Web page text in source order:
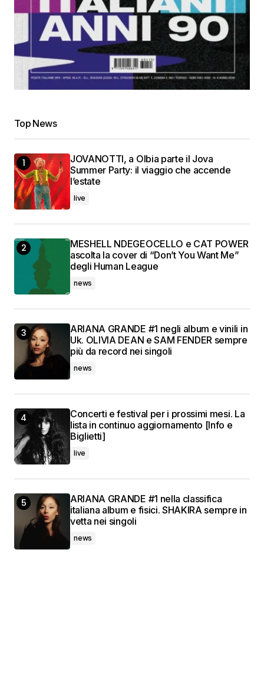
Top News
JOVANOTTI, a Olbia parte il Jova
Summer Party: il viaggio che accende
l’estate
live
MESHELL NDEGEOCELLO e CAT POWER
ascolta la cover di “Don’t You Want Me”
degli Human League
news
ARIANA GRANDE #1 negli album e vinili in
Uk. OLIVIA DEAN e SAM FENDER sempre
più da record nei singoli
news
Concerti e festival per i prossimi mesi. La
lista in continuo aggiornamento [Info e
Biglietti]
live
ARIANA GRANDE #1 nella classifica
italiana album e fisici. SHAKIRA sempre in
vetta nei singoli
news